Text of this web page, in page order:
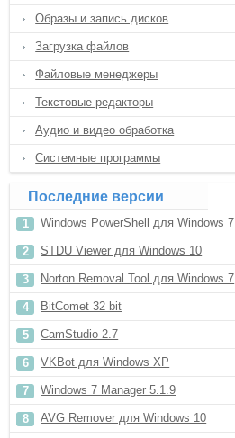
Образы и запись дисков
Загрузка файлов
Файловые менеджеры
Текстовые редакторы
Аудио и видео обработка
Системные программы
Последние версии
Windows PowerShell для Windows 7
STDU Viewer для Windows 10
Norton Removal Tool для Windows 7
BitComet 32 bit
CamStudio 2.7
VKBot для Windows XP
Windows 7 Manager 5.1.9
AVG Remover для Windows 10